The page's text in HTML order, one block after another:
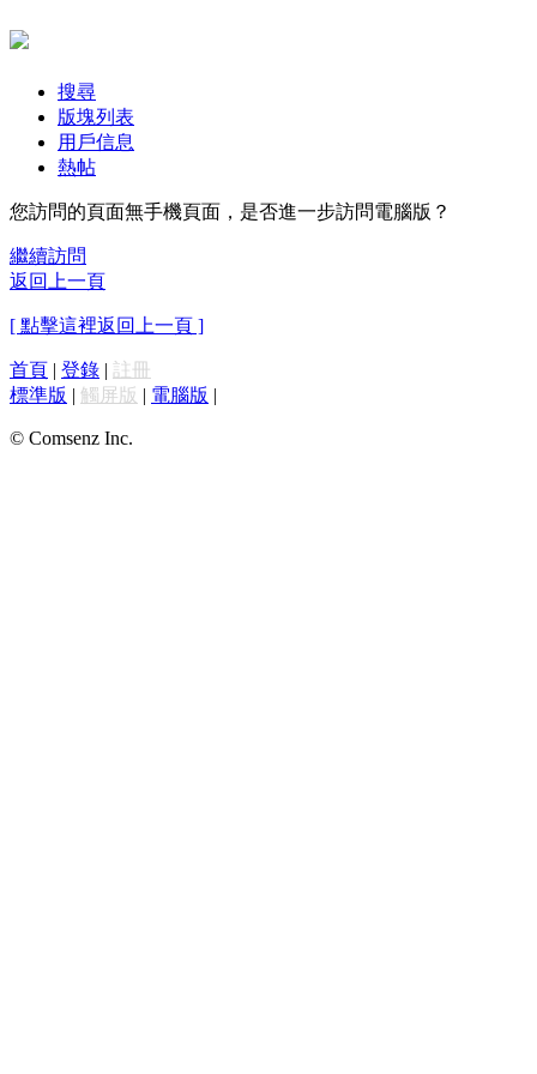
搜尋
版塊列表
用戶信息
熱帖
您訪問的頁面無手機頁面，是否進一步訪問電腦版？
繼續訪問
返回上一頁
[ 點擊這裡返回上一頁 ]
首頁 | 登錄 | 註冊
標準版 | 觸屏版 | 電腦版 |
© Comsenz Inc.